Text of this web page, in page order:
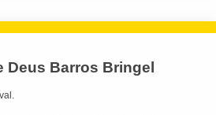
Deus Barros Bringel